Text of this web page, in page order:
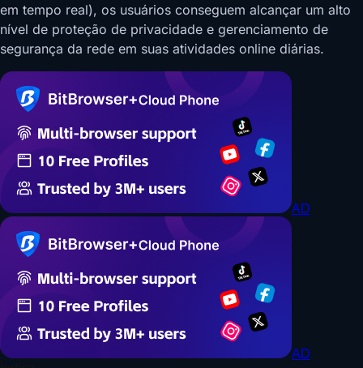
em tempo real), os usuários conseguem alcançar um alto
nível de proteção de privacidade e gerenciamento de
segurança da rede em suas atividades online diárias.
AD
AD